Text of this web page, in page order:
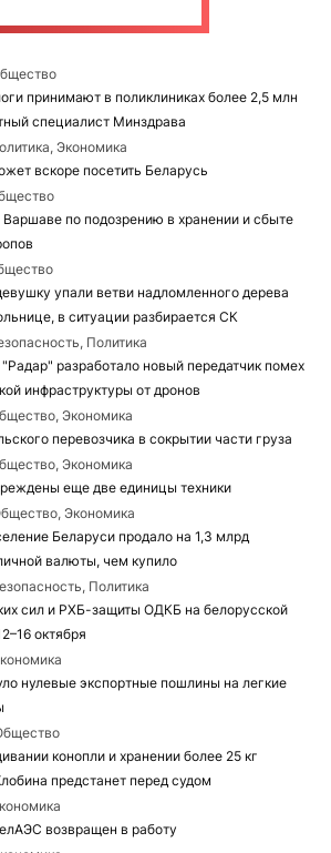
принимают в поликлиниках более 2,5 млн
специалист Минздрава
Экономика
вскоре посетить Беларусь
Варшаве по подозрению в хранении и сбыте
упали ветви надломленного дерева
в ситуации разбирается СК
Политика
разработало новый передатчик помех
инфраструктуры от дронов
Экономика
перевозчика в сокрытии части груза
Экономика
еще две единицы техники
Экономика
Беларуси продало на 1,3 млрд
валюты, чем купило
Политика
сил и РХБ-защиты ОДКБ на белорусской
октября
нулевые экспортные пошлины на легкие
конопли и хранении более 25 кг
предстанет перед судом
возвращен в работу